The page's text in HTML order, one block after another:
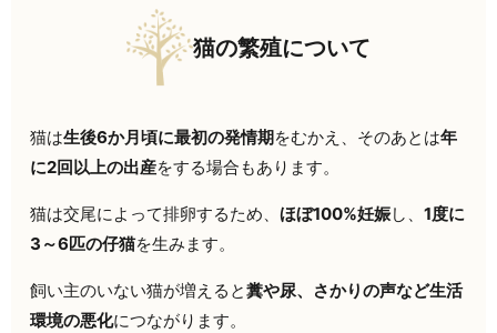
猫の繁殖について
猫は生後6か月頃に最初の発情期をむかえ、そのあとは年
に2回以上の出産をする場合もあります。
猫は交尾によって排卵するため、ほぼ100%妊娠し、1度に
3～6匹の仔猫を生みます。
飼い主のいない猫が増えると糞や尿、さかりの声など生活
環境の悪化につながります。